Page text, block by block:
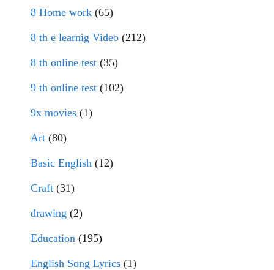
8 Home work (65)
8 th e learnig Video (212)
8 th online test (35)
9 th online test (102)
9x movies (1)
Art (80)
Basic English (12)
Craft (31)
drawing (2)
Education (195)
English Song Lyrics (1)